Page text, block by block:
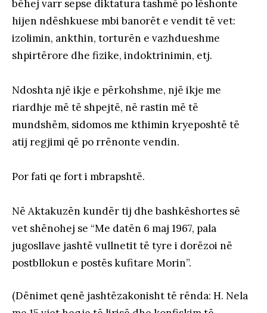
bëhej varr sepse diktatura tashmë po lëshonte
hijen ndëshkuese mbi banorët e vendit të vet:
izolimin, ankthin, torturën e vazhdueshme
shpirtërore dhe fizike, indoktrinimin, etj.
Ndoshta një ikje e përkohshme, një ikje me
riardhje më të shpejtë, në rastin më të
mundshëm, sidomos me kthimin kryeposhtë të
atij regjimi që po rrënonte vendin.
Por fati qe fort i mbrapshtë.
Në Aktakuzën kundër tij dhe bashkëshortes së
vet shënohej se “Me datën 6 maj 1967, pala
jugosllave jashtë vullnetit të tyre i dorëzoi në
postbllokun e postës kufitare Morin”.
(Dënimet qenë jashtëzakonisht të rënda: H. Nela